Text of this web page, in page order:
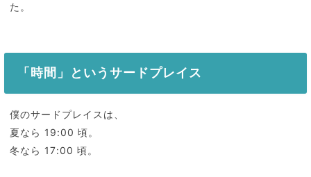
た。
「時間」というサードプレイス
僕のサードプレイスは、
夏なら 19:00 頃。
冬なら 17:00 頃。